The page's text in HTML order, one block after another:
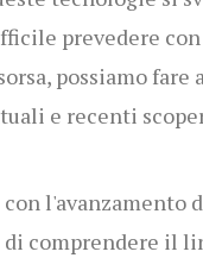
prevedere
possiamo fare
e recenti
con l'avanzamento
di comprendere il